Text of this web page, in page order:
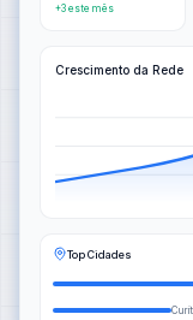
+3 este mês
Crescimento da Rede
Top Cidades